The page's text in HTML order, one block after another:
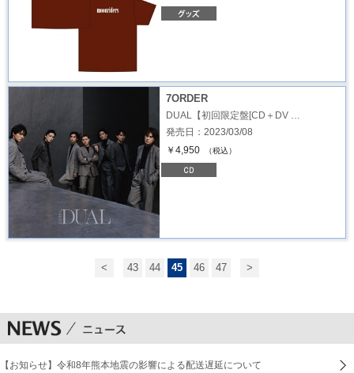
7ORDER
DUAL【初回限定盤[CD＋DV …
発売日：2023/03/08
￥4,950
（税込）
< 43 44 45 46 47 >
【お知らせ】令和8年熊本地震の影響による配送遅延について